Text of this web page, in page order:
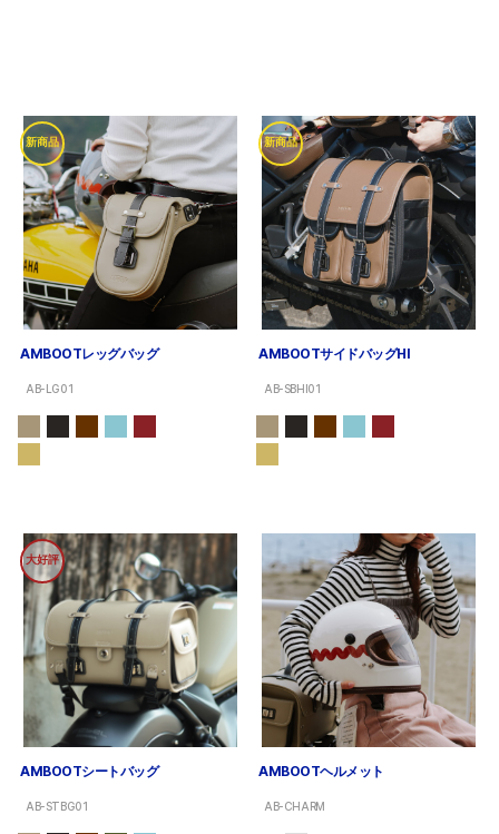
新商品
AMBOOTレッグバッグ
AB-LG01
新商品
AMBOOTサイドバッグHI
AB-SBHI01
大好評
AMBOOTシートバッグ
AB-STBG01
AMBOOTヘルメット
AB-CHARM